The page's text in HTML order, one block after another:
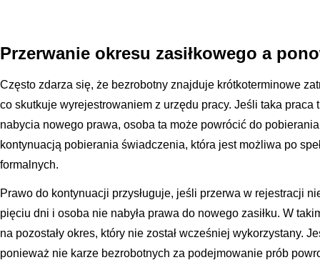
Przerwanie okresu zasiłkowego a
Często zdarza się, że bezrobotny znajduje krótkoterminowe
co skutkuje wyrejestrowaniem z urzędu pracy. Jeśli taka praca
nabycia nowego prawa, osoba ta może powrócić do
kontynuacją pobierania świadczenia, która jest możliwa po
formalnych.
Prawo do kontynuacji przysługuje, jeśli przerwa w rejestracji
pięciu dni i osoba nie nabyła prawa do nowego zasiłku. W
na pozostały okres, który nie został wcześniej wykorzystany.
ponieważ nie karze bezrobotnych za podejmowanie prób